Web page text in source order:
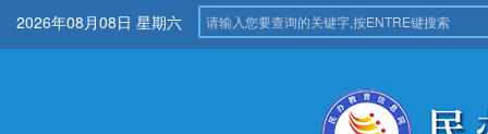
2026年08月08日 星期六